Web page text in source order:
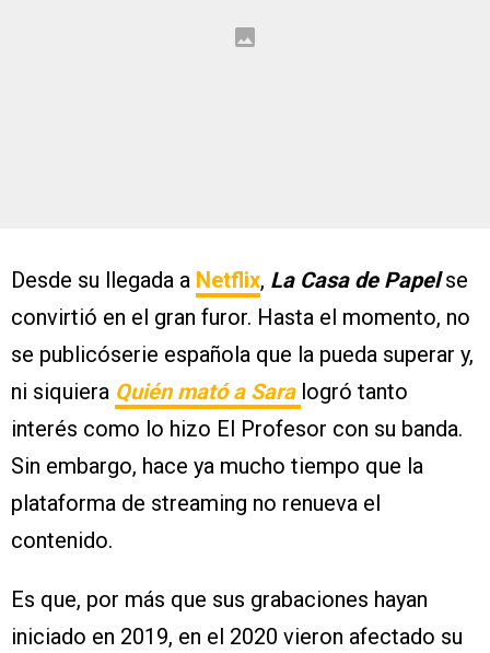
Desde su llegada a Netflix, La Casa de Papelse
convirtió en el gran furor. Hasta el momento, no
se publicóserie española que la pueda superar y,
ni siquiera Quién mató a Sara logró tanto
interés como lo hizo El Profesor con su banda.
Sin embargo, hace ya mucho tiempo que la
plataforma de streaming no renueva el
contenido.
Es que, por más que sus grabaciones hayan
iniciado en 2019, en el 2020 vieron afectado su